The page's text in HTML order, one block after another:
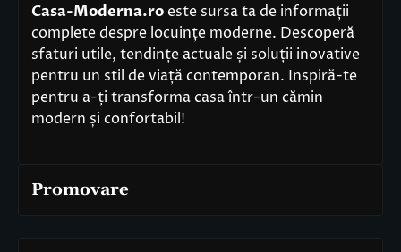
Casa-Moderna.roeste sursa ta de informații
complete despre locuințe moderne. Descoperă
sfaturi utile, tendințe actuale și soluții inovative
pentru un stil de viață contemporan. Inspiră-te
pentru a-ți transforma casa într-un cămin
modern și confortabil!
Promovare